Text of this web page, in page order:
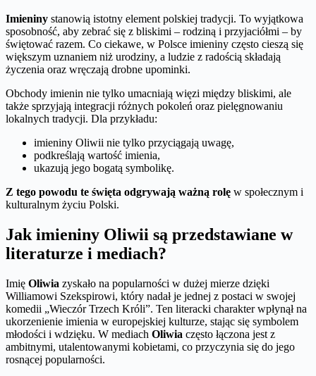
Imieniny stanowią istotny element polskiej tradycji. To wyjątkowa
sposobność, aby zebrać się z bliskimi – rodziną i przyjaciółmi – by
świętować razem. Co ciekawe, w Polsce imieniny często cieszą się
większym uznaniem niż urodziny, a ludzie z radością składają
życzenia oraz wręczają drobne upominki.
Obchody imienin nie tylko umacniają więzi między bliskimi, ale
także sprzyjają integracji różnych pokoleń oraz pielęgnowaniu
lokalnych tradycji. Dla przykładu:
imieniny Oliwii nie tylko przyciągają uwagę,
podkreślają wartość imienia,
ukazują jego bogatą symbolikę.
Z tego powodu te święta odgrywają ważną rolę w społecznym i
kulturalnym życiu Polski.
Jak imieniny Oliwii są przedstawiane w
literaturze i mediach?
Imię Oliwia zyskało na popularności w dużej mierze dzięki
Williamowi Szekspirowi, który nadał je jednej z postaci w swojej
komedii „Wieczór Trzech Króli”. Ten literacki charakter wpłynął na
ukorzenienie imienia w europejskiej kulturze, stając się symbolem
młodości i wdzięku. W mediach Oliwia często łączona jest z
ambitnymi, utalentowanymi kobietami, co przyczynia się do jego
rosnącej popularności.